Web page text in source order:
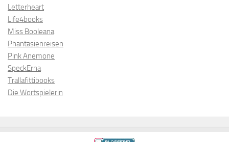
Letterheart
Life4books
Miss Booleana
Phantasienreisen
Pink Anemone
SpeckErna
Trallafittibooks
Die Wortspielerin